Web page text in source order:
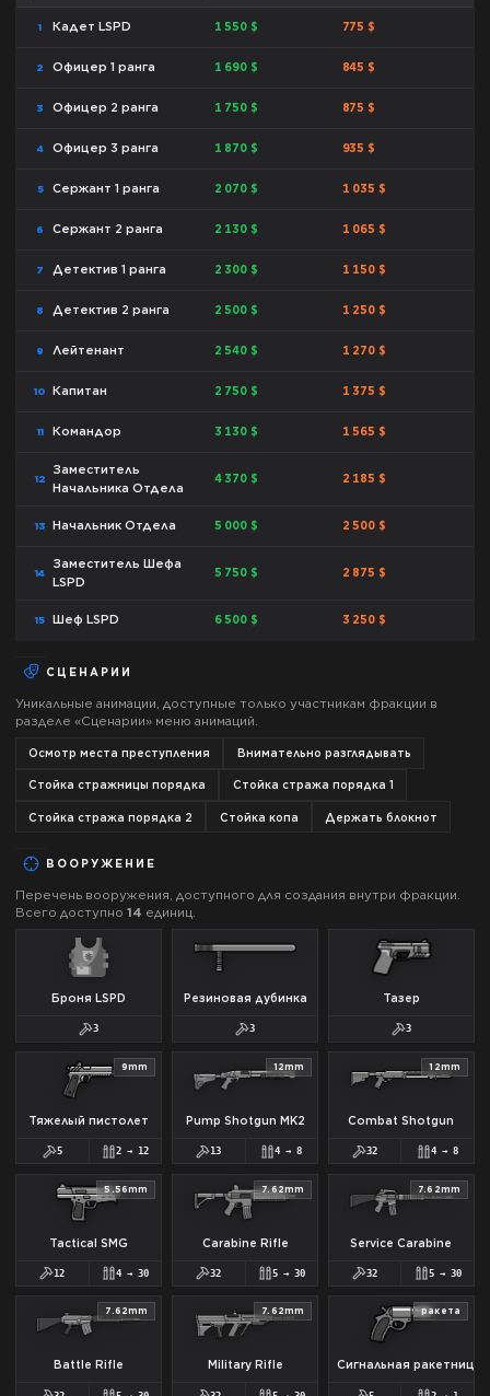
1 Кадет LSPD 1 550 $ 775 $
2 Офицер 1 ранга 1 690 $ 845 $
3 Офицер 2 ранга 1 750 $ 875 $
4 Офицер 3 ранга 1 870 $ 935 $
5 Сержант 1 ранга 2 070 $ 1 035 $
6 Сержант 2 ранга 2 130 $ 1 065 $
7 Детектив 1 ранга 2 300 $ 1 150 $
8 Детектив 2 ранга 2 500 $ 1 250 $
9 Лейтенант 2 540 $ 1 270 $
10 Капитан 2 750 $ 1 375 $
11 Командор 3 130 $ 1 565 $
12
Заместитель
Начальника Отдела
4 370 $ 2 185 $
13 Начальник Отдела 5 000 $ 2 500 $
14
Заместитель Шефа
LSPD
5 750 $ 2 875 $
15 Шеф LSPD 6 500 $ 3 250 $
СЦЕНАРИИ
Уникальные анимации, доступные только участникам фракции в
разделе «Сценарии» меню анимаций.
Осмотр места преступления Внимательно разглядывать
Стойка стражницы порядка Стойка стража порядка 1
Стойка стража порядка 2 Стойка копа Держать блокнот
ВООРУЖЕНИЕ
Перечень вооружения, доступного для создания внутри фракции.
Всего доступно 14 единиц.
Броня LSPD
3
Резиновая дубинка
3
Тазер
3
9mm
Тяжелый пистолет
5 2 →12
12mm
Pump Shotgun MK2
13 4 →8
12mm
Combat Shotgun
32 4 →8
5.56mm
Tactical SMG
12 4 →30
7.62mm
Carabine Rifle
32 5→ 30
7.62mm
Service Carabine
32 5→ 30
7.62mm
Battle Rifle
7.62mm
Military Rifle
ракета
Сигнальная ракетница